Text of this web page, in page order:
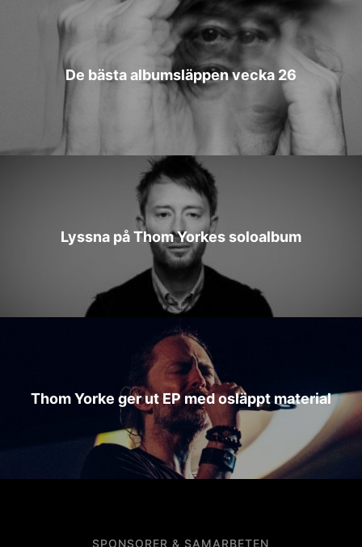
De bästa albumsläppen vecka 26
Lyssna på Thom Yorkes soloalbum
Thom Yorke ger ut EP med osläppt material
SPONSORER & SAMARBETEN